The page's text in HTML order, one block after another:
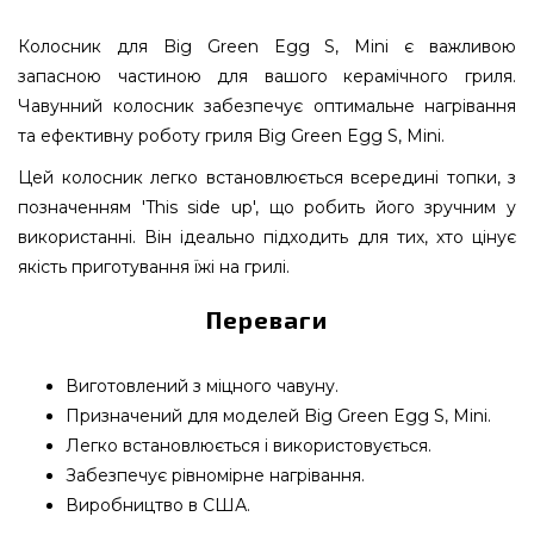
Колосник для Big Green Egg S, Mini є важливою
запасною частиною для вашого керамічного гриля.
Чавунний колосник забезпечує оптимальне нагрівання
та ефективну роботу гриля Big Green Egg S, Mini.
Цей колосник легко встановлюється всередині топки, з
позначенням 'This side up', що робить його зручним у
використанні. Він ідеально підходить для тих, хто цінує
якість приготування їжі на грилі.
Переваги
Виготовлений з міцного чавуну.
Призначений для моделей Big Green Egg S, Mini.
Легко встановлюється і використовується.
Забезпечує рівномірне нагрівання.
Виробництво в США.